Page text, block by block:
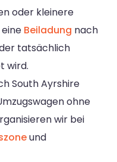
oder kleinere
Beiladung nach
tatsächlich
wird.
South Ayrshire
ohne
wir bei
und